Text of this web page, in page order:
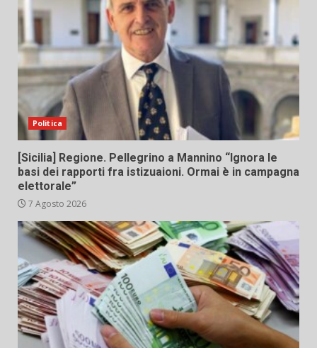
Politica
[Sicilia] Regione. Pellegrino a Mannino “Ignora le
basi dei rapporti fra istizuaioni. Ormai è in campagna
elettorale”
7 Agosto 2026